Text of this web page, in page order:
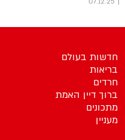
חדשות בעולם
בריאות
חרדים
ברוך דיין האמת
מתכונים
מעניין